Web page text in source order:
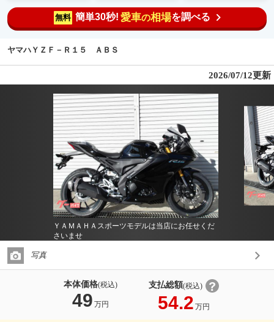
無料 簡単30秒! 愛車の相場を調べる
ヤマハＹＺＦ－Ｒ１５ ＡＢＳ
2026/07/12更新
ＹＡＭＡＨＡスポーツモデルは当店にお任せくだ
さいませ
写真
本体価格(税込)
49 万円
支払総額(税込)
54.2 万円